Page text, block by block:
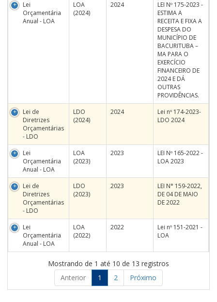
Lei
Orçamentária
Anual - LOA
LOA
(2024)
2024
LEI Nº 175-2023 -
ESTIMA A
RECEITA E FIXA A
DESPESA DO
MUNICÍPIO DE
BACURITUBA –
MA PARA O
EXERCÍCIO
FINANCEIRO DE
2024 E DÁ
OUTRAS
PROVIDÊNCIAS.
Lei de
Diretrizes
Orçamentárias
- LDO
LDO
(2024)
2024
Lei nº 174-2023-
LDO 2024
Lei
Orçamentária
Anual - LOA
LOA
(2023)
2023
LEI Nº 165-2022 -
LOA 2023
Lei de
Diretrizes
Orçamentárias
- LDO
LDO
(2023)
2023
LEI N° 159-2022,
DE 04 DE MAIO
DE 2022
Lei
Orçamentária
Anual - LOA
LOA
(2022)
2022
Lei nº 151-2021 -
LOA
Mostrando de 1 até 10 de 13 registros
Anterior
1 2 Próximo